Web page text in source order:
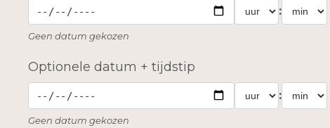
:
Geen datum gekozen
Optionele datum + tijdstip
:
Geen datum gekozen